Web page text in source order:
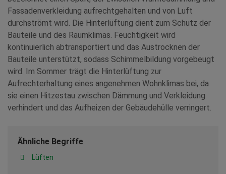
Fassadenverkleidung aufrechtgehalten und von Luft
durchströmt wird. Die Hinterlüftung dient zum Schutz der
Bauteile und des Raumklimas. Feuchtigkeit wird
kontinuierlich abtransportiert und das Austrocknen der
Bauteile unterstützt, sodass Schimmelbildung vorgebeugt
wird. Im Sommer trägt die Hinterlüftung zur
Aufrechterhaltung eines angenehmen Wohnklimas bei, da
sie einen Hitzestau zwischen Dämmung und Verkleidung
verhindert und das Aufheizen der Gebäudehülle verringert.
Ähnliche Begriffe
Lüften